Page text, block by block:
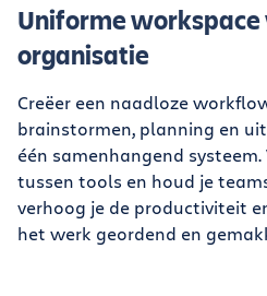
Uniforme
organisatie
Creëer een naadloze
brainstormen, planning en
één samenhangend
tussen tools en houd je
verhoog je de productiviteit
het werk geordend en